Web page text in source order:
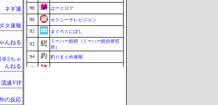
ネギ速
タ速報
んねる
＠2ちゃ
んねる
流速VIP
の反応
90 はーとログ
90 セクシーテレビジョン
92 まぐろとにぼし
92
ミーハー総研（ミーハー総合研究
所）
94
釣りまとめ速報
95 こんなニュースにでくわした